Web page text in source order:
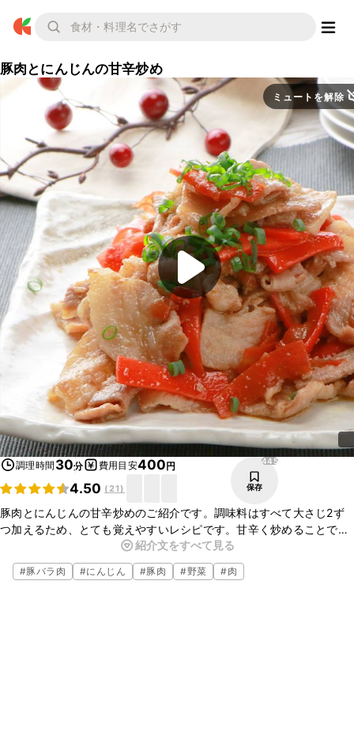
豚肉とにんじんの甘辛炒め
ミュートを解除
調理時間 30分 費用目安400円
4.50 (21)
445
保存
豚肉とにんじんの甘辛炒めのご紹介です。調味料はすべて大さじ2ず
つ加えるため、とても覚えやすいレシピです。甘辛く炒めることで、
お子様から大人まで愛される味付けに仕上げました。夜ごはんのおか
ずにぜひお試しくださいね。
紹介文をすべて見る
#豚バラ肉 #にんじん #豚肉 #野菜 #肉